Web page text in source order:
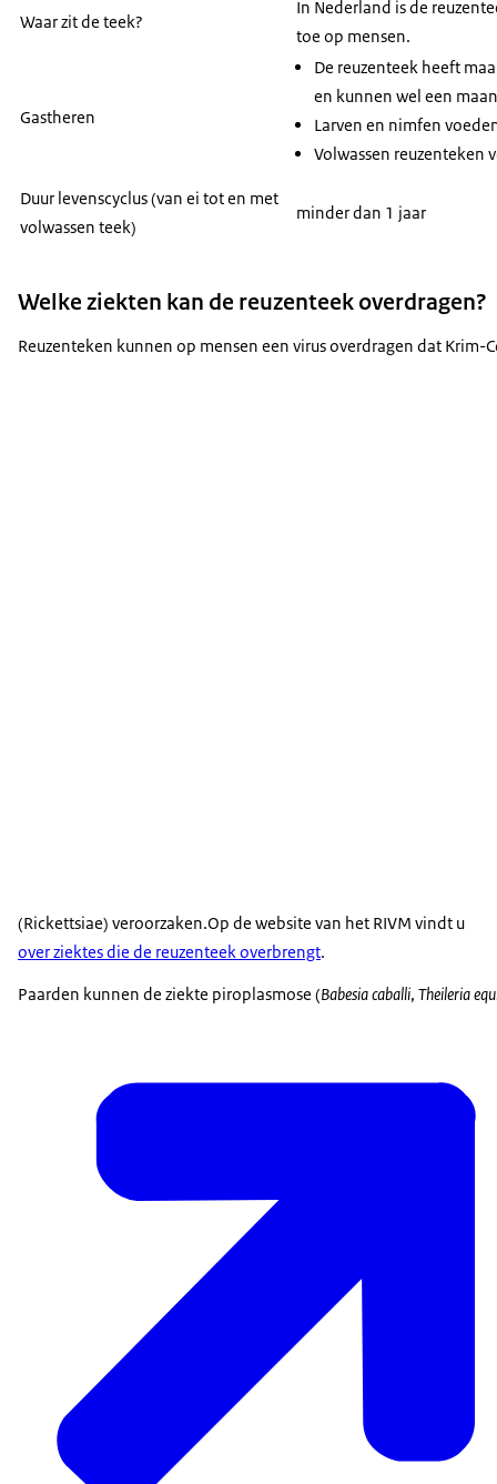
Waar zit de teek?
In Nederland is de
toe op mensen.
Gastheren
De reuzenteek heeft
en kunnen wel een
Larven en nimfen
Volwassen reuzenteken
Duur levenscyclus (van ei tot en met
volwassen teek)
minder dan 1 jaar
Welke ziekten kan de reuzenteek overdragen?
Reuzenteken kunnen op mensen een virus overdragen dat
(Rickettsiae) veroorzaken.Op de website van het RIVM vindt u
over ziektes die de reuzenteek overbrengt.
Paarden kunnen de ziekte piroplasmose (Babesia caballi, Theileria